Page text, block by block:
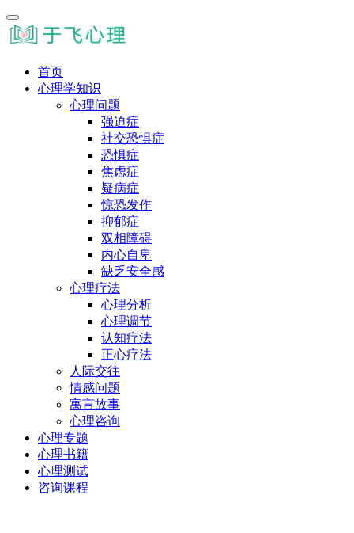
首页
心理学知识
心理问题
强迫症
社交恐惧症
恐惧症
焦虑症
疑病症
惊恐发作
抑郁症
双相障碍
内心自卑
缺乏安全感
心理疗法
心理分析
心理调节
认知疗法
正心疗法
人际交往
情感问题
寓言故事
心理咨询
心理专题
心理书籍
心理测试
咨询课程